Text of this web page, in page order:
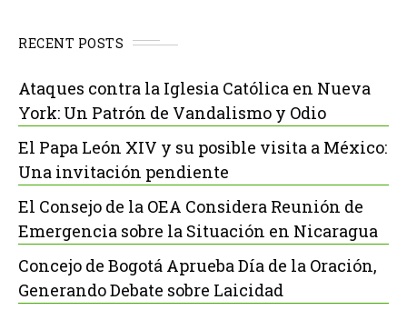
RECENT POSTS
Ataques contra la Iglesia Católica en Nueva
York: Un Patrón de Vandalismo y Odio
El Papa León XIV y su posible visita a México:
Una invitación pendiente
El Consejo de la OEA Considera Reunión de
Emergencia sobre la Situación en Nicaragua
Concejo de Bogotá Aprueba Día de la Oración,
Generando Debate sobre Laicidad